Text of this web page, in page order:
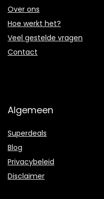
Over ons
Hoe werkt het?
Veel gestelde vragen
Contact
Algemeen
Superdeals
Blog
Privacybeleid
Disclaimer